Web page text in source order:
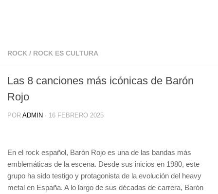
ROCK / ROCK ES CULTURA
Las 8 canciones más icónicas de Barón
Rojo
POR ADMIN · 16 FEBRERO 2025
En el rock español, Barón Rojo es una de las bandas más
emblemáticas de la escena. Desde sus inicios en 1980, este
grupo ha sido testigo y protagonista de la evolución del heavy
metal en España. A lo largo de sus décadas de carrera, Barón